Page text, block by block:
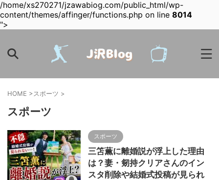
/home/xs270271/jzawabiog.com/public_html/wp-
content/themes/affinger/functions.php on line 8014
">
HOME >スポーツ >
スポーツ
スポーツ
三笘薫に離婚説が浮上した理由
は？妻・剱持クリアさんのイン
スタ削除や結婚式投稿が見られ